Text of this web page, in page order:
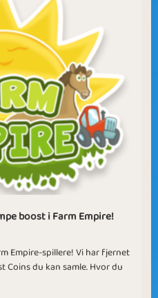
boost i Farm Empire!
Empire-spillere! Vi har fjernet
du kan samle. Hvor du